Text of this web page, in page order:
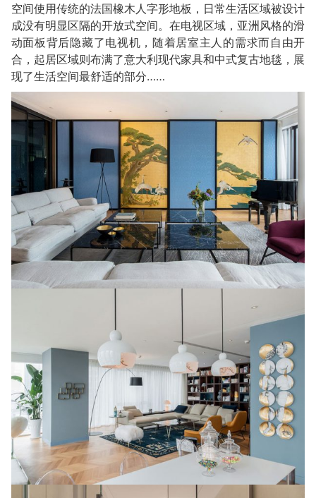
空间使用传统的法国橡木人字形地板，日常生活区域被设计
成没有明显区隔的开放式空间。在电视区域，亚洲风格的滑
动面板背后隐藏了电视机，随着居室主人的需求而自由开
合，起居区域则布满了意大利现代家具和中式复古地毯，展
现了生活空间最舒适的部分……